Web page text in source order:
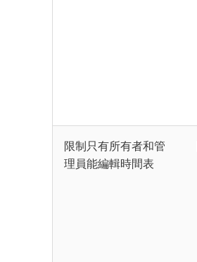
限制只有所有者和管
理員能編輯時間表